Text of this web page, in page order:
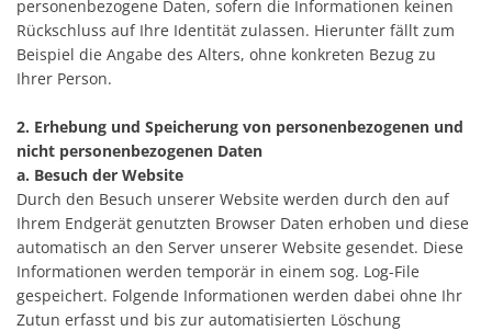
personenbezogene Daten, sofern die Informationen keinen
Rückschluss auf Ihre Identität zulassen. Hierunter fällt zum
Beispiel die Angabe des Alters, ohne konkreten Bezug zu
Ihrer Person.
2. Erhebung und Speicherung von personenbezogenen und
nicht personenbezogenen Daten
a. Besuch der Website
Durch den Besuch unserer Website werden durch den auf
Ihrem Endgerät genutzten Browser Daten erhoben und diese
automatisch an den Server unserer Website gesendet. Diese
Informationen werden temporär in einem sog. Log-File
gespeichert. Folgende Informationen werden dabei ohne Ihr
Zutun erfasst und bis zur automatisierten Löschung